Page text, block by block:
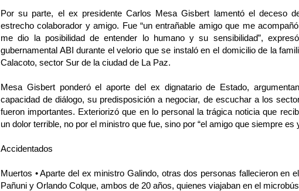
Por su parte, el ex presidente Carlos Mesa Gisbert lamentó el deceso
estrecho colaborador y amigo. Fue “un entrañable amigo que me
me dio la posibilidad de entender lo humano y su sensibilidad”,
gubernamental ABI durante el velorio que se instaló en el domicilio de la
Calacoto, sector Sur de la ciudad de La Paz.
Mesa Gisbert ponderó el aporte del ex dignatario de Estado,
capacidad de diálogo, su predisposición a negociar, de escuchar a los
fueron importantes. Exteriorizó que en lo personal la trágica noticia que
un dolor terrible, no por el ministro que fue, sino por “el amigo que siempre es
Accidentados
Muertos • Aparte del ex ministro Galindo, otras dos personas fallecieron en
Pañuni y Orlando Colque, ambos de 20 años, quienes viajaban en el